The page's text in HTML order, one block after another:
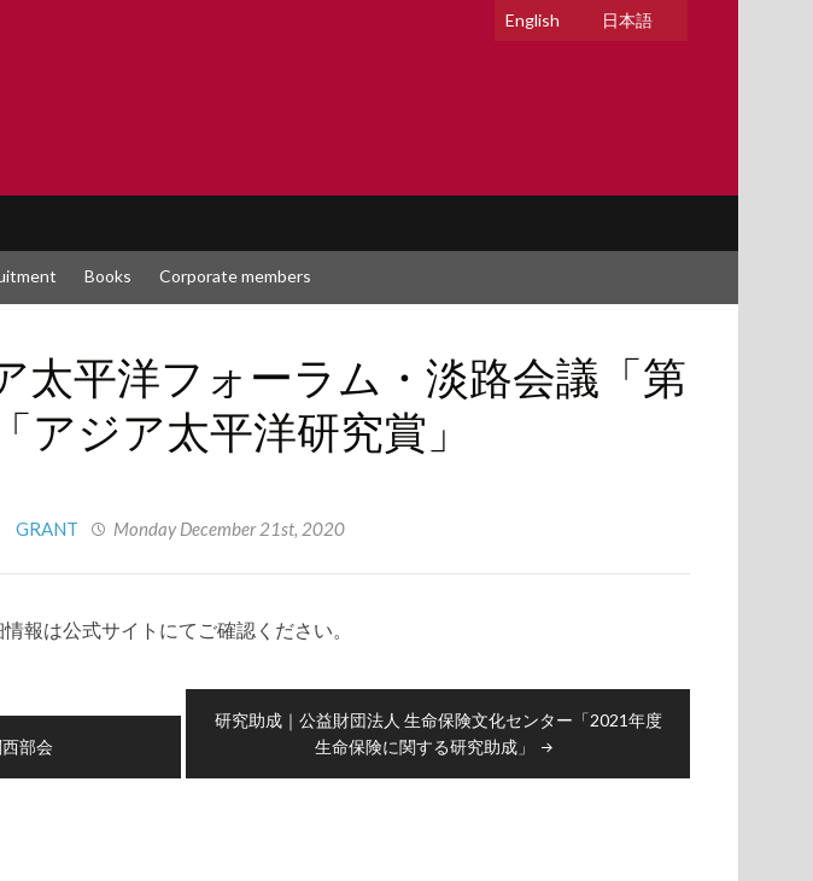
日本語
English
Books Corporate members
太平洋フォーラム・淡路会議「第
アジア太平洋研究賞」
GRANT Monday December 21st, 2020
報は公式サイトにてご確認ください。
部会
研究助成｜公益財団法人 生命保険文化センター「2021年度
生命保険に関する研究助成」